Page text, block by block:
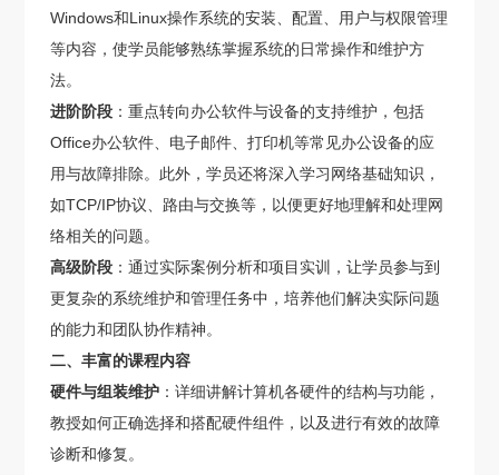
Windows和Linux操作系统的安装、配置、用户与权限管理
等内容，使学员能够熟练掌握系统的日常操作和维护方
法。
进阶阶段 ：重点转向办公软件与设备的支持维护，包括
Office办公软件、电子邮件、打印机等常见办公设备的应
用与故障排除。此外，学员还将深入学习网络基础知识，
如TCP/IP协议、路由与交换等，以便更好地理解和处理网
络相关的问题。
高级阶段 ：通过实际案例分析和项目实训，让学员参与到
更复杂的系统维护和管理任务中，培养他们解决实际问题
的能力和团队协作精神。
二、丰富的课程内容
硬件与组装维护 ：详细讲解计算机各硬件的结构与功能，
教授如何正确选择和搭配硬件组件，以及进行有效的故障
诊断和修复。